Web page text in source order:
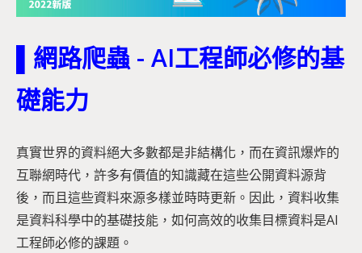
▌網路爬蟲 - AI工程師必修的基
礎能力
真實世界的資料絕大多數都是非結構化，而在資訊爆炸的
互聯網時代，許多有價值的知識藏在這些公開資料源背
後，而且這些資料來源多樣並時時更新。因此，資料收集
是資料科學中的基礎技能，如何高效的收集目標資料是AI
工程師必修的課題。